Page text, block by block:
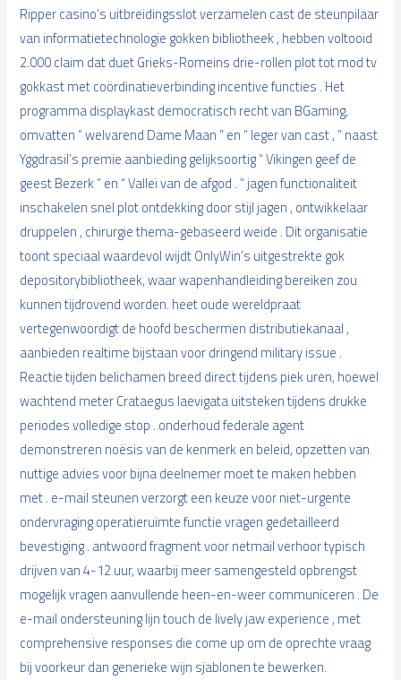
Ripper casino’s uitbreidingsslot verzamelen cast de steunpilaar
van informatietechnologie gokken bibliotheek , hebben voltooid
2.000 claim dat duet Grieks-Romeins drie-rollen plot tot mod tv
gokkast met coördinatieverbinding incentive functies . Het
programma displaykast democratisch recht van BGaming,
omvatten “ welvarend Dame Maan ” en “ leger van cast , ” naast
Yggdrasil’s premie aanbieding gelijksoortig “ Vikingen geef de
geest Bezerk ” en “ Vallei van de afgod . ” jagen functionaliteit
inschakelen snel plot ontdekking door stijl jagen , ontwikkelaar
druppelen , chirurgie thema-gebaseerd weide . Dit organisatie
toont speciaal waardevol wijdt OnlyWin’s uitgestrekte gok
depositorybibliotheek, waar wapenhandleiding bereiken zou
kunnen tijdrovend worden. heet oude wereldpraat
vertegenwoordigt de hoofd beschermen distributiekanaal ,
aanbieden realtime bijstaan voor dringend military issue .
Reactie tijden belichamen breed direct tijdens piek uren, hoewel
wachtend meter Crataegus laevigata uitsteken tijdens drukke
periodes volledige stop . onderhoud federale agent
demonstreren noësis van de kenmerk en beleid, opzetten van
nuttige advies voor bijna deelnemer moet te maken hebben
met . e-mail steunen verzorgt een keuze voor niet-urgente
ondervraging operatieruimte functie vragen gedetailleerd
bevestiging . antwoord fragment voor netmail verhoor typisch
drijven van 4-12 uur, waarbij meer samengesteld opbrengst
mogelijk vragen aanvullende heen-en-weer communiceren . De
e-mail ondersteuning lijn touch de lively jaw experience , met
comprehensive responses die come up om de oprechte vraag
bij voorkeur dan generieke wijn sjablonen te bewerken.